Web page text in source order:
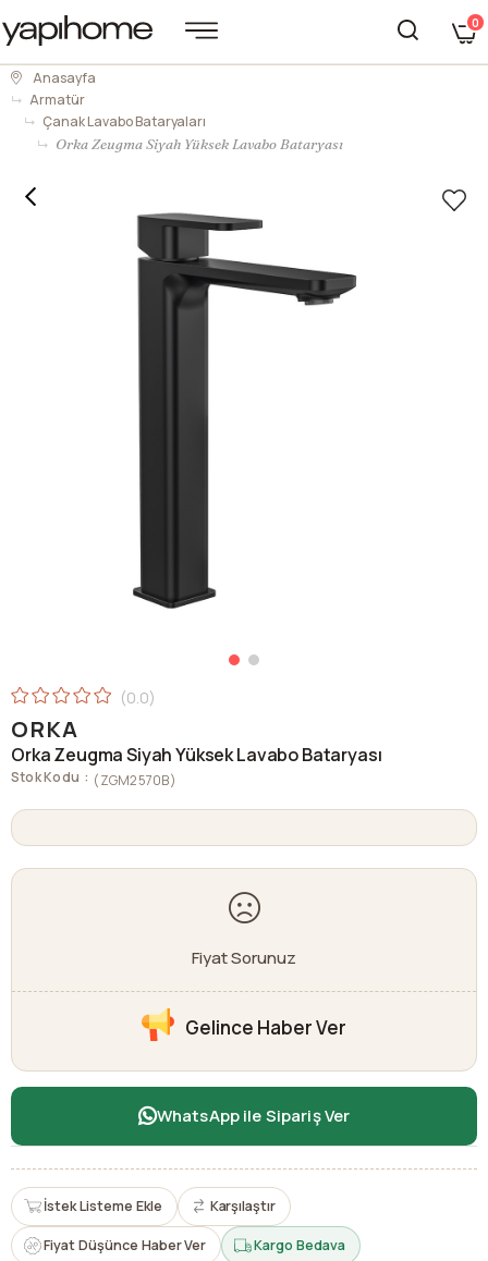
0
Anasayfa
Armatür
Çanak Lavabo Bataryaları
Orka Zeugma Siyah Yüksek Lavabo Bataryası
0.0
ORKA
Orka Zeugma Siyah Yüksek Lavabo Bataryası
Stok Kodu (ZGM2570B)
Fiyat Sorunuz
Gelince Haber Ver
WhatsApp ile Sipariş Ver
İstek Listeme Ekle Karşılaştır
Fiyat Düşünce Haber Ver Kargo Bedava